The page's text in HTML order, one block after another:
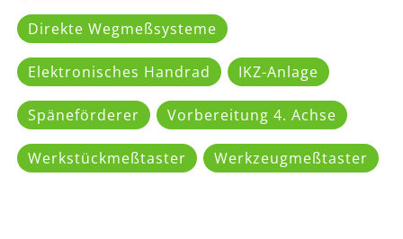
Direkte Wegmeßsysteme
Elektronisches Handrad IKZ-Anlage
Späneförderer Vorbereitung 4. Achse
Werkstückmeßtaster Werkzeugmeßtaster